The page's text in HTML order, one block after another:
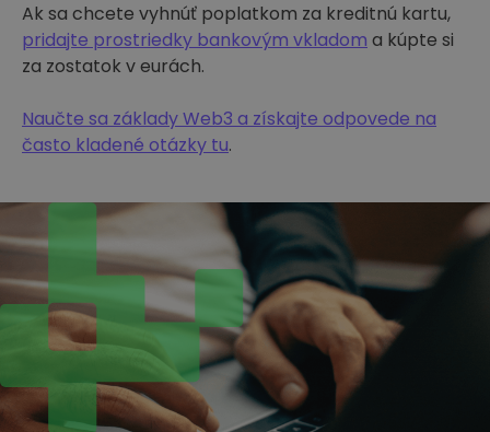
Ak sa chcete vyhnúť poplatkom za kreditnú kartu,
pridajte prostriedky bankovým vkladom a kúpte si
za zostatok v eurách.
Naučte sa základy Web3 a získajte odpovede na
často kladené otázky tu.